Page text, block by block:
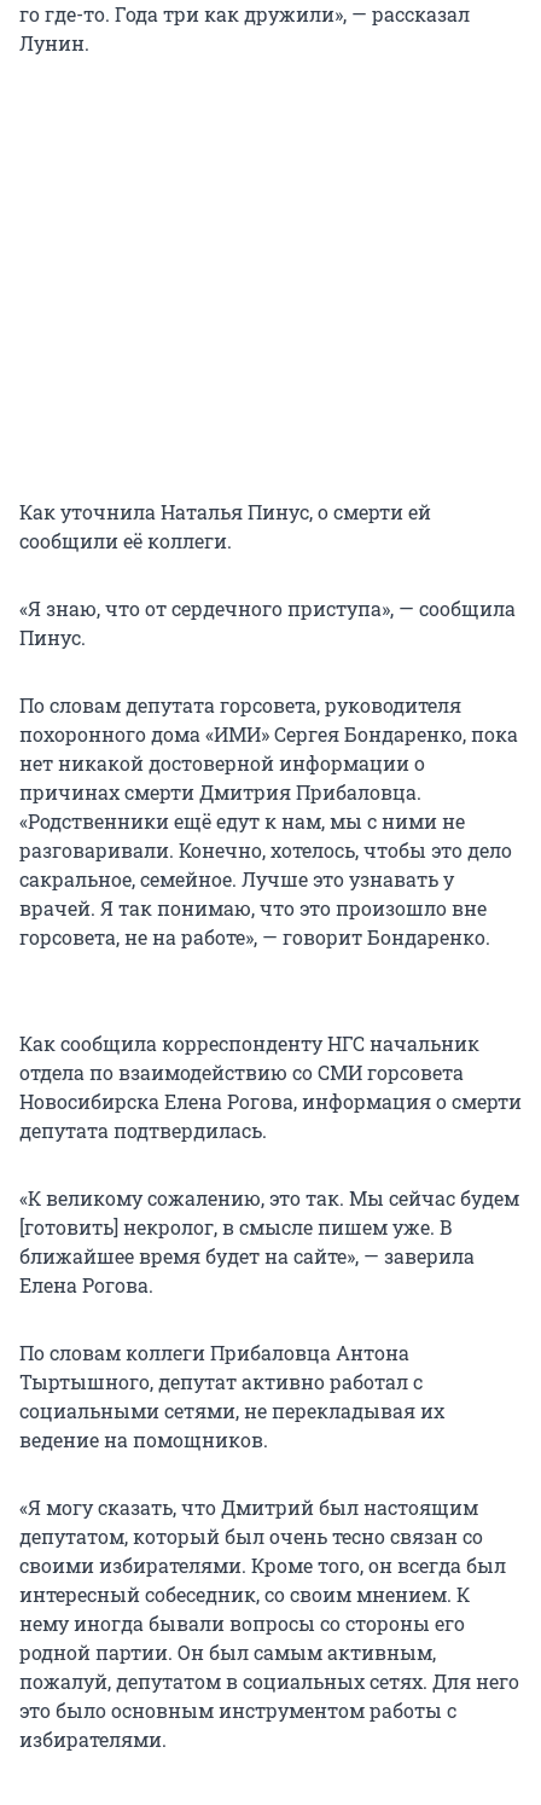
го где-то. Года три как дружили», — рассказал
Лунин.
Как уточнила Наталья Пинус, о смерти ей
сообщили её коллеги.
«Я знаю, что от сердечного приступа», — сообщила
Пинус.
По словам депутата горсовета, руководителя
похоронного дома «ИМИ» Сергея Бондаренко, пока
нет никакой достоверной информации о
причинах смерти Дмитрия Прибаловца.
«Родственники ещё едут к нам, мы с ними не
разговаривали. Конечно, хотелось, чтобы это дело
сакральное, семейное. Лучше это узнавать у
врачей. Я так понимаю, что это произошло вне
горсовета, не на работе», — говорит Бондаренко.
Как сообщила корреспонденту НГС начальник
отдела по взаимодействию со СМИ горсовета
Новосибирска Елена Рогова, информация о смерти
депутата подтвердилась.
«К великому сожалению, это так. Мы сейчас будем
[готовить] некролог, в смысле пишем уже. В
ближайшее время будет на сайте», — заверила
Елена Рогова.
По словам коллеги Прибаловца Антона
Тыртышного, депутат активно работал с
социальными сетями, не перекладывая их
ведение на помощников.
«Я могу сказать, что Дмитрий был настоящим
депутатом, который был очень тесно связан со
своими избирателями. Кроме того, он всегда был
интересный собеседник, со своим мнением. К
нему иногда бывали вопросы со стороны его
родной партии. Он был самым активным,
пожалуй, депутатом в социальных сетях. Для него
это было основным инструментом работы с
избирателями.